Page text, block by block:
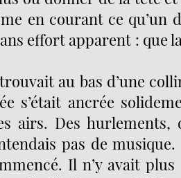
en courant ce qu’un
effort apparent : que
au bas d’une
s’était ancrée
airs. Des hurlements,
pas de
Il n’y avait